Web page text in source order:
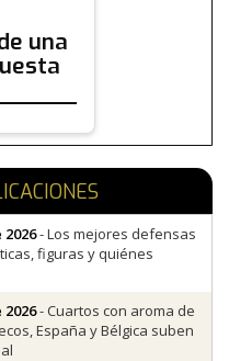
una
- Los mejores defensas
figuras y quiénes
- Cuartos con aroma de
España y Bélgica suben